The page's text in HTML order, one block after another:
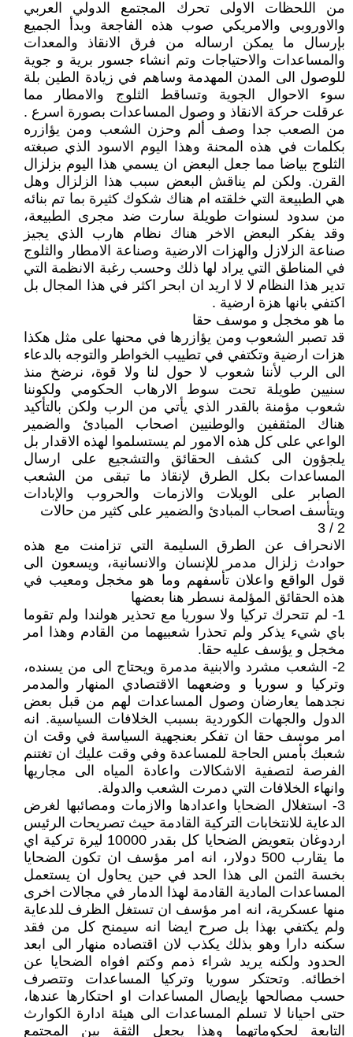
من اللحظات الاولى تحرك المجتمع الدولي العربي
والاوروبي والامريكي صوب هذه الفاجعة وبدأ الجميع
بإرسال ما يمكن ارساله من فرق الانقاذ والمعدات
والمساعدات والاحتياجات وتم انشاء جسور برية و جوية
للوصول الى المدن المهدمة وساهم في زيادة الطين بلة
سوء الاحوال الجوية وتساقط الثلوج والامطار مما
عرقلت حركة الانقاذ و وصول المساعدات بصورة اسرع .
من الصعب جدا وصف ألم وحزن الشعب ومن يؤازره
بكلمات في هذه المحنة وهذا اليوم الاسود الذي صبغته
الثلوج بياضا مما جعل البعض ان يسمي هذا اليوم بزلزال
القرن. ولكن لم يناقش البعض سبب هذا الزلزال وهل
هي الطبيعة التي خلقته ام هناك شكوك كثيرة بما تم بنائه
من سدود لسنوات طويلة سارت ضد مجرى الطبيعة،
وقد يفكر البعض الاخر هناك نظام هارب الذي يجيز
صناعة الزلازل والهزات الارضية وصناعة الامطار والثلوج
في المناطق التي يراد لها ذلك وحسب رغبة الانظمة التي
تدير هذا النظام لا لا اريد ان ابحر اكثر في هذا المجال بل
اكتفي بانها هزة ارضية .
ما هو مخجل و موسف حقا
قد تصبر الشعوب ومن يؤازرها في محنها على مثل هكذا
هزات ارضية وتكتفي في تطييب الخواطر والتوجه بالدعاء
الى الرب لأننا شعوب لا حول لنا ولا قوة، نرضخ منذ
سنيين طويلة تحت سوط الارهاب الحكومي ولكوننا
شعوب مؤمنة بالقدر الذي يأتي من الرب ولكن بالتأكيد
هناك المثقفين والوطنيين اصحاب المبادئ والضمير
الواعي على كل هذه الامور لم يستسلموا لهذه الاقدار بل
يلجؤون الى كشف الحقائق والتشجيع على ارسال
المساعدات بكل الطرق لإنقاذ ما تبقى من الشعب
الصابر على الويلات والازمات والحروب والإبادات
ويتأسف اصحاب المبادئ والضمير على كثير من حالات
2 / 3
الانحراف عن الطرق السليمة التي تزامنت مع هذه
حوادث زلزال مدمر للإنسان والانسانية، ويسعون الى
قول الواقع واعلان تأسفهم وما هو مخجل ومعيب في
هذه الحقائق المؤلمة نسطر هنا بعضها
1- لم تتحرك تركيا ولا سوريا مع تحذير هولندا ولم تقوما
باي شيء يذكر ولم تحذرا شعبيهما من القادم وهذا امر
مخجل و يؤسف عليه حقا.
2- الشعب مشرد والابنية مدمرة ويحتاج الى من يسنده،
وتركيا و سوريا و وضعهما الاقتصادي المنهار والمدمر
نجدهما يعارضان وصول المساعدات لهم من قبل بعض
الدول والجهات الكوردية بسبب الخلافات السياسية. انه
امر موسف حقا ان تفكر بعنجهية السياسة في وقت ان
شعبك بأمس الحاجة للمساعدة وفي وقت عليك ان تغتنم
الفرصة لتصفية الاشكالات واعادة المياه الى مجاريها
وانهاء الخلافات التي دمرت الشعب والدولة.
3- استغلال الضحايا واعدادها والازمات ومصائبها لغرض
الدعاية للانتخابات التركية القادمة حيث تصريحات الرئيس
اردوغان بتعويض الضحايا كل بقدر 10000 ليرة تركية اي
ما يقارب 500 دولار، انه امر مؤسف ان تكون الضحايا
بخسة الثمن الى هذا الحد في حين يحاول ان يستعمل
المساعدات المادية القادمة لهذا الدمار في مجالات اخرى
منها عسكرية، انه امر مؤسف ان تستغل الظرف للدعاية
ولم يكتفي بهذا بل صرح ايضا انه سيمنح كل من فقد
سكنه دارا وهو بذلك يكذب لان اقتصاده منهار الى ابعد
الحدود ولكنه يريد شراء ذمم وكتم افواه الضحايا عن
اخطائه. وتحتكر سوريا وتركيا المساعدات وتتصرف
حسب مصالحها بإيصال المساعدات او احتكارها عندها،
حتى احيانا لا تسلم المساعدات الى هيئة ادارة الكوارث
التابعة لحكوماتهما وهذا يجعل الثقة بين المجتمع